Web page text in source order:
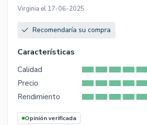
Virginia el 17-06-2025
Recomendaría su compra
Características
Calidad
Precio
Rendimiento
Opinión verificada